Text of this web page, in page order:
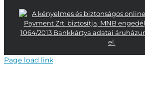
Page load link